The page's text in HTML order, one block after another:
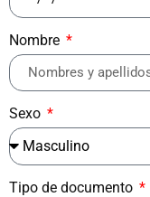
Nombre
Sexo
Tipo de documento